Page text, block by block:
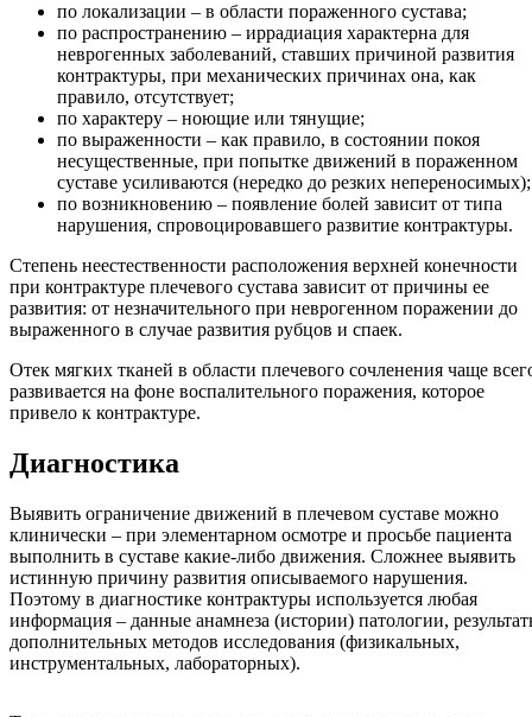
по локализации – в области пораженного сустава;
по распространению – иррадиация характерна для
неврогенных заболеваний, ставших причиной развития
контрактуры, при механических причинах она, как
правило, отсутствует;
по характеру – ноющие или тянущие;
по выраженности – как правило, в состоянии покоя
несущественные, при попытке движений в пораженном
суставе усиливаются (нередко до резких непереносимых);
по возникновению – появление болей зависит от типа
нарушения, спровоцировавшего развитие контрактуры.
Степень неестественности расположения верхней конечности
при контрактуре плечевого сустава зависит от причины ее
развития: от незначительного при неврогенном поражении до
выраженного в случае развития рубцов и спаек.
Отек мягких тканей в области плечевого сочленения чаще
развивается на фоне воспалительного поражения, которое
привело к контрактуре.
Диагностика
Выявить ограничение движений в плечевом суставе можно
клинически – при элементарном осмотре и просьбе пациента
выполнить в суставе какие-либо движения. Сложнее выявить
истинную причину развития описываемого нарушения.
Поэтому в диагностике контрактуры используется любая
информация – данные анамнеза (истории) патологии,
дополнительных методов исследования (физикальных,
инструментальных, лабораторных).